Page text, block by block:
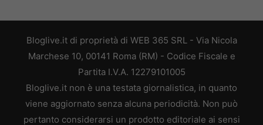
Bloglive.it di proprietà di WEB 365 SRL - Via Nicola
Marchese 10, 00141 Roma (RM) - Codice Fiscale e
Partita I.V.A. 12279101005
Bloglive.it non è una testata giornalistica, in quanto
viene aggiornato senza alcuna periodicità. Non può
pertanto considerarsi un prodotto editoriale ai sensi